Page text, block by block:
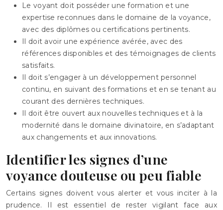
Le voyant doit posséder une formation et une
expertise reconnues dans le domaine de la voyance,
avec des diplômes ou certifications pertinents.
Il doit avoir une expérience avérée, avec des
références disponibles et des témoignages de clients
satisfaits.
Il doit s’engager à un développement personnel
continu, en suivant des formations et en se tenant au
courant des dernières techniques.
Il doit être ouvert aux nouvelles techniques et à la
modernité dans le domaine divinatoire, en s’adaptant
aux changements et aux innovations.
Identifier les signes d’une
voyance douteuse ou peu fiable
Certains signes doivent vous alerter et vous inciter à la
prudence. Il est essentiel de rester vigilant face aux